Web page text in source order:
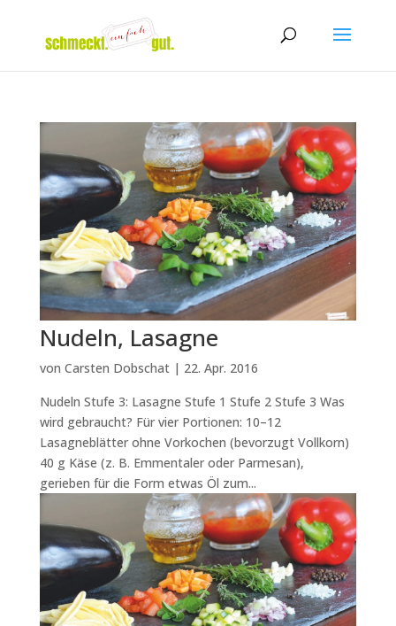
Nudeln, Lasagne
von Carsten Dobschat| 22. Apr. 2016
Nudeln Stufe 3: Lasagne Stufe 1 Stufe 2 Stufe 3 Was
wird gebraucht? Für vier Portionen: 10–12
Lasagneblätter ohne Vorkochen (bevorzugt Vollkorn)
40 g Käse (z. B. Emmentaler oder Parmesan),
gerieben für die Form etwas Öl zum...